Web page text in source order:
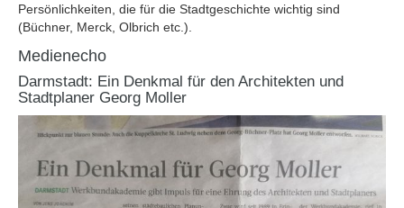
Persönlichkeiten, die für die Stadtgeschichte wichtig sind
(Büchner, Merck, Olbrich etc.).
Medienecho
Darmstadt: Ein Denkmal für den Architekten und
Stadtplaner Georg Moller